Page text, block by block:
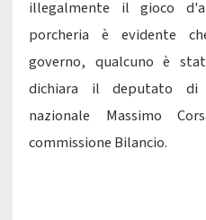
illegalmente il gioco
porcheria è evidente
governo, qualcuno è
dichiara il deputato di
nazionale Massimo
commissione Bilancio.